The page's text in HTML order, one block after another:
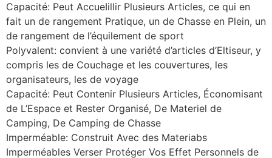
Capacité: Peut AccueIillir Plusieurs Articles, ce qui en
fait un de rangement Pratique, un de Chasse en Plein, un
de rangement de l’équilement de sport
Polyvalent: convient à une variété d’articles d’Eltiseur, y
compris les de Couchage et les couvertures, les
organisateurs, les de voyage
Capacité: Peut Contenir Plusieurs Articles, Économisant
de L’Espace et Rester Organisé, De Materiel de
Camping, De Camping de Chasse
Imperméable: Construit Avec des Materiabs
Imperméables Verser Protéger Vos Effet Personnels de